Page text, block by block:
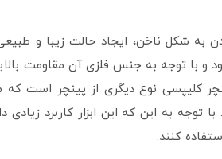
به شکل ناخن، ایجاد حالت زیبا و
با توجه به جنس فلزی آن مقاومت
کلیپسی نوع دیگری از پینچر است
به این که این ابزار کاربرد زیادی
کنند.